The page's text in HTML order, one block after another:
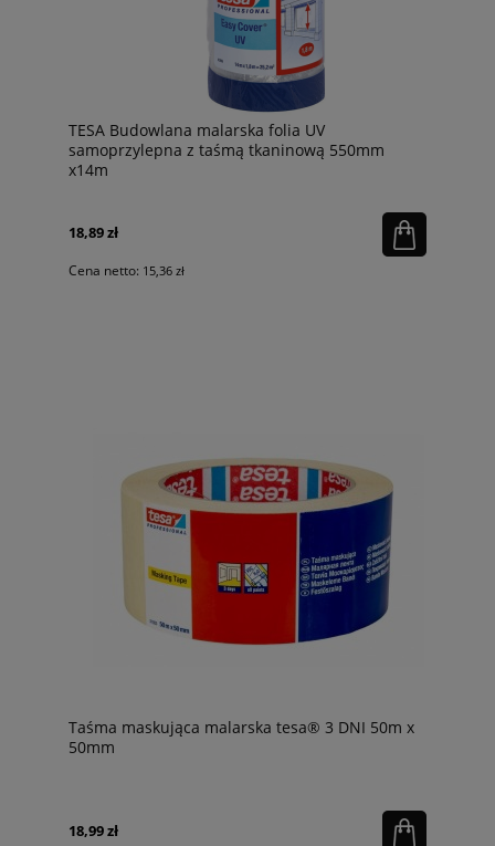
TESA Budowlana malarska folia UV
samoprzylepna z taśmą tkaninową 550mm
x14m
18,89 zł
Cena netto: 15,36 zł
Taśma maskująca malarska tesa® 3 DNI 50m x
50mm
18,99 zł